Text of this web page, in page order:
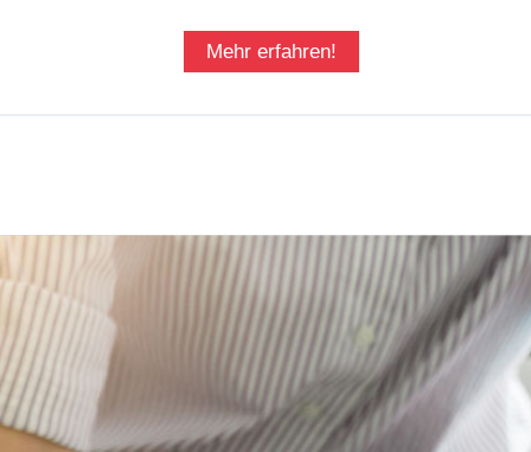
Mehr erfahren!